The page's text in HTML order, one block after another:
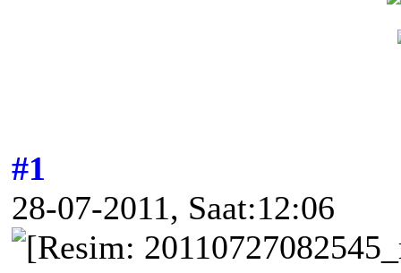
#1
28-07-2011, Saat:12:06